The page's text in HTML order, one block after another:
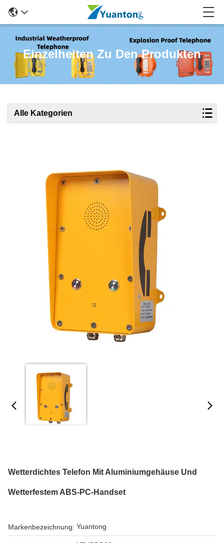
Einzelheiten Zu Den Produkten
Alle Kategorien
Wetterdichtes Telefon Mit Aluminiumgehäuse Und
Wetterfestem ABS-PC-Handset
Markenbezeichnung: Yuantong